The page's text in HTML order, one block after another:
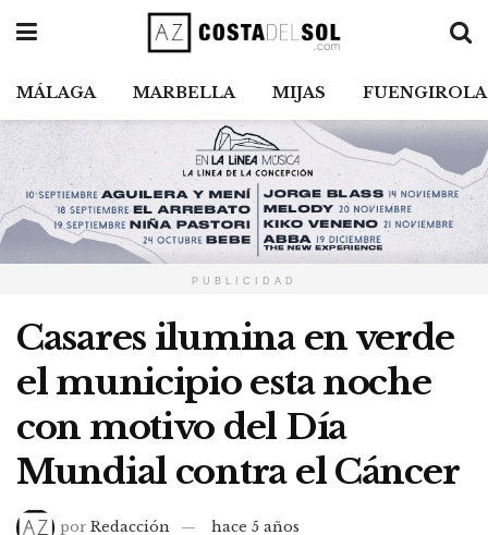
MÁLAGA MARBELLA MIJAS FUENGIROLA
PUBLICIDAD
Casares ilumina en verde
el municipio esta noche
con motivo del Día
Mundial contra el Cáncer
por Redacción
hace 5 años